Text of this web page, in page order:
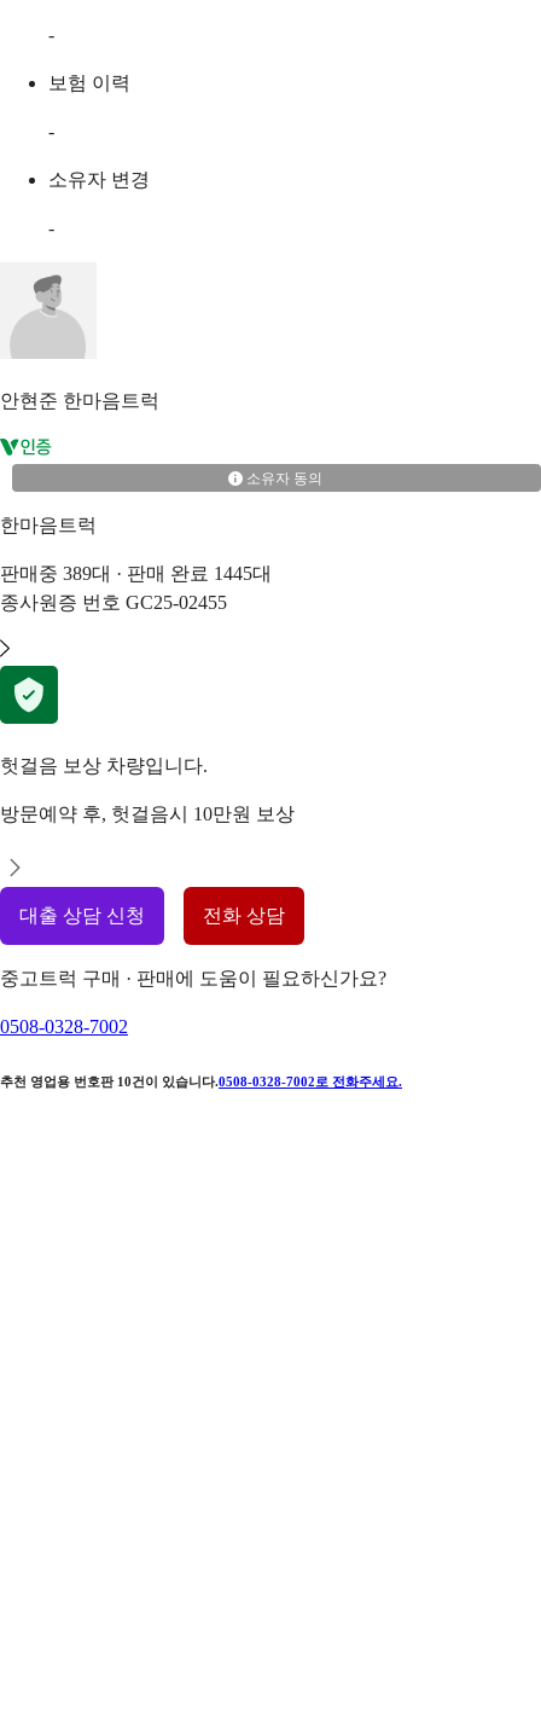
-
보험 이력
-
소유자 변경
-
안현준 한마음트럭
소유자 동의
한마음트럭
판매중 389대 · 판매 완료 1445대
종사원증 번호 GC25-02455
헛걸음 보상 차량입니다.
방문예약 후, 헛걸음시 10만원 보상
대출 상담 신청 전화 상담
중고트럭 구매 · 판매에 도움이 필요하신가요?
0508-0328-7002
추천 영업용 번호판 10건이 있습니다.0508-0328-7002 로 전화주세요.